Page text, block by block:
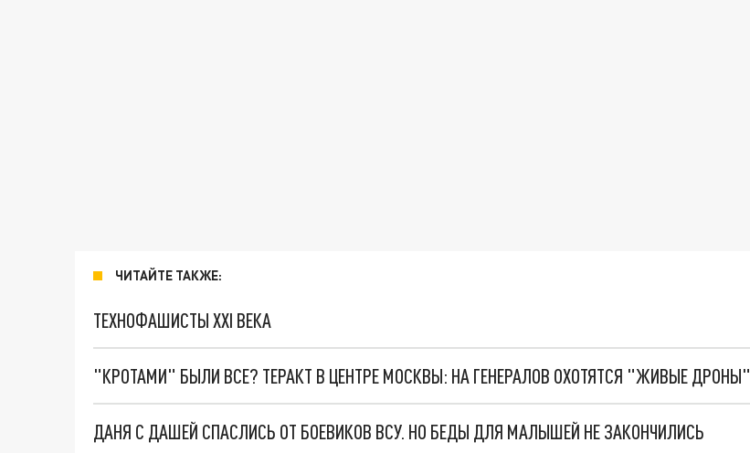
ЧИТАЙТЕ ТАКЖЕ:
ТЕХНОФАШИСТЫ XXI ВЕКА
"КРОТАМИ" БЫЛИ ВСЕ? ТЕРАКТ В ЦЕНТРЕ МОСКВЫ: НА ГЕНЕРАЛОВ ОХОТЯТСЯ "ЖИВЫЕ ДРОНЫ"
ДАНЯ С ДАШЕЙ СПАСЛИСЬ ОТ БОЕВИКОВ ВСУ. НО БЕДЫ ДЛЯ МАЛЫШЕЙ НЕ ЗАКОНЧИЛИСЬ